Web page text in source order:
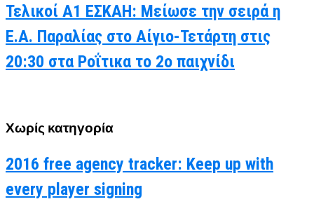
Τελικοί Α1 ΕΣΚΑΗ: Μείωσε την σειρά η
Ε.Α. Παραλίας στο Αίγιο-Τετάρτη στις
20:30 στα Ροΐτικα το 2ο παιχνίδι
Χωρίς κατηγορία
2016 free agency tracker: Keep up with
every player signing